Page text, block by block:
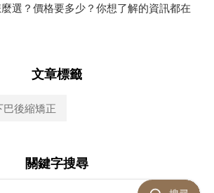
選？價格要多少？你想了解的資訊都在
文章標籤
巴後縮矯正
關鍵字搜尋